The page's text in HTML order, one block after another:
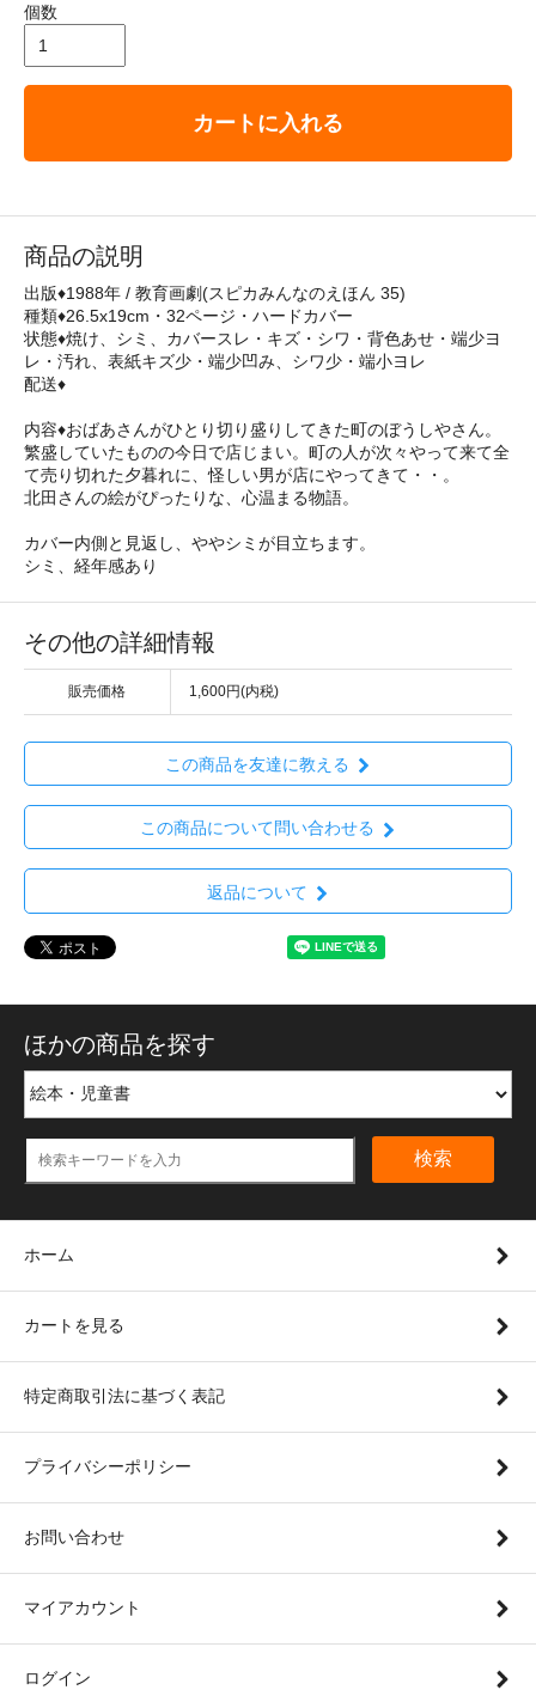
個数
カートに入れる
商品の説明
出版♦1988年 / 教育画劇(スピカみんなのえほん 35)
種類♦26.5x19cm・32ページ・ハードカバー
状態♦焼け、シミ、カバースレ・キズ・シワ・背色あせ・端少ヨ
レ・汚れ、表紙キズ少・端少凹み、シワ少・端小ヨレ
配送♦
内容♦おばあさんがひとり切り盛りしてきた町のぼうしやさん。
繁盛していたものの今日で店じまい。町の人が次々やって来て全
て売り切れた夕暮れに、怪しい男が店にやってきて・・。
北田さんの絵がぴったりな、心温まる物語。
カバー内側と見返し、ややシミが目立ちます。
シミ、経年感あり
その他の詳細情報
販売価格 1,600円(内税)
この商品を友達に教える
この商品について問い合わせる
返品について
ほかの商品を探す
検索
ホーム
カートを見る
特定商取引法に基づく表記
プライバシーポリシー
お問い合わせ
マイアカウント
ログイン